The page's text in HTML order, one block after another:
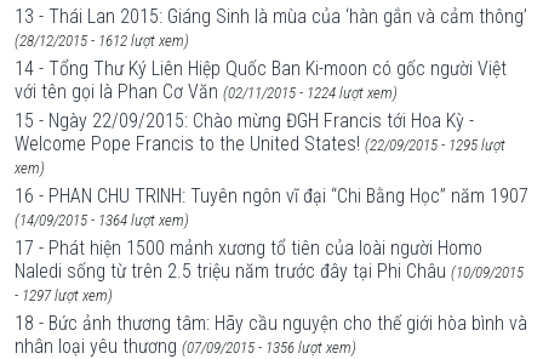
13 - Thái Lan 2015: Giáng Sinh là mùa của ‘hàn gắn và cảm thông’
(28/12/2015 - 1612 lượt xem)
14 - Tổng Thư Ký Liên Hiệp Quốc Ban Ki-moon có gốc người Việt
với tên gọi là Phan Cơ Văn (02/11/2015 - 1224 lượt xem)
15 - Ngày 22/09/2015: Chào mừng ĐGH Francis tới Hoa Kỳ -
Welcome Pope Francis to the United States! (22/09/2015 - 1295 lượt
xem)
16 - PHAN CHU TRINH: Tuyên ngôn vĩ đại “Chi Bằng Học” năm 1907
(14/09/2015 - 1364 lượt xem)
17 - Phát hiện 1500 mảnh xương tổ tiên của loài người Homo
Naledi sống từ trên 2.5 triệu năm trước đây tại Phi Châu (10/09/2015
- 1297 lượt xem)
18 - Bức ảnh thương tâm: Hãy cầu nguyện cho thế giới hòa bình và
nhân loại yêu thương (07/09/2015 - 1356 lượt xem)